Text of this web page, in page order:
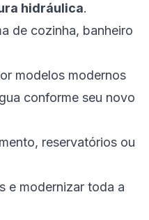
hidráulica.
de cozinha, banheiro
modelos modernos
conforme seu novo
reservatórios ou
e modernizar toda a